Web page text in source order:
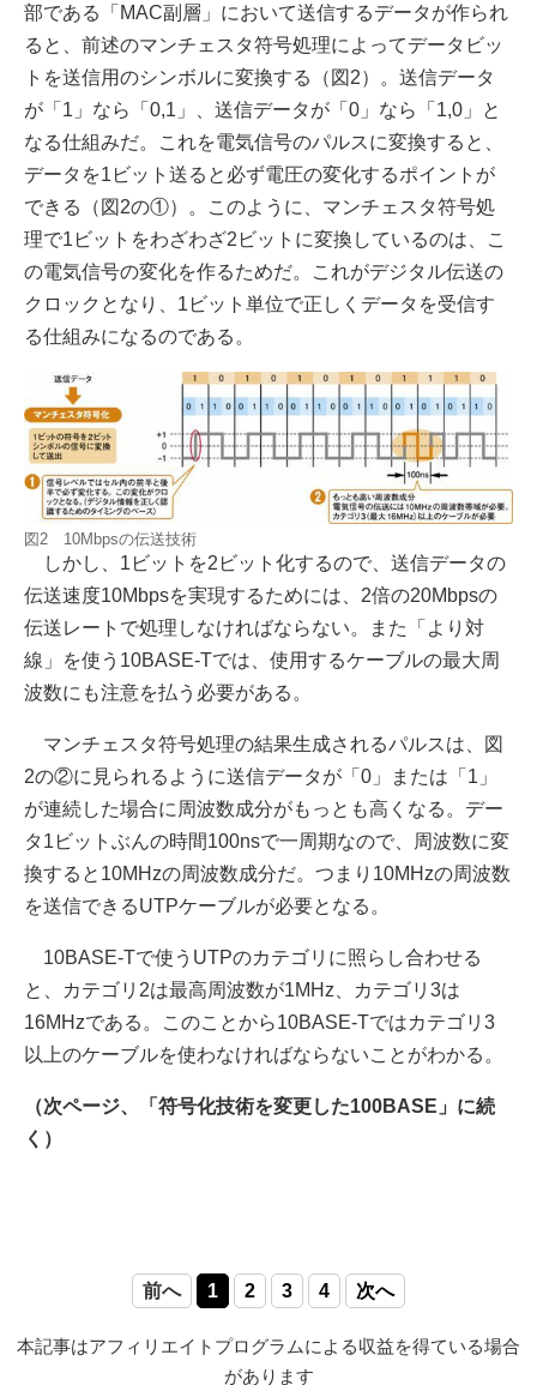
部である「MAC副層」において送信するデータが作られ
ると、前述のマンチェスタ符号処理によってデータビッ
トを送信用のシンボルに変換する（図2）。送信データ
が「1」なら「0,1」、送信データが「0」なら「1,0」と
なる仕組みだ。これを電気信号のパルスに変換すると、
データを1ビット送ると必ず電圧の変化するポイントが
できる（図2の①）。このように、マンチェスタ符号処
理で1ビットをわざわざ2ビットに変換しているのは、こ
の電気信号の変化を作るためだ。これがデジタル伝送の
クロックとなり、1ビット単位で正しくデータを受信す
る仕組みになるのである。
図2 10Mbpsの伝送技術
しかし、1ビットを2ビット化するので、送信データの
伝送速度10Mbpsを実現するためには、2倍の20Mbpsの
伝送レートで処理しなければならない。また「より対
線」を使う10BASE-Tでは、使用するケーブルの最大周
波数にも注意を払う必要がある。
マンチェスタ符号処理の結果生成されるパルスは、図
2の②に見られるように送信データが「0」または「1」
が連続した場合に周波数成分がもっとも高くなる。デー
タ1ビットぶんの時間100nsで一周期なので、周波数に変
換すると10MHzの周波数成分だ。つまり10MHzの周波数
を送信できるUTPケーブルが必要となる。
10BASE-Tで使うUTPのカテゴリに照らし合わせる
と、カテゴリ2は最高周波数が1MHz、カテゴリ3は
16MHzである。このことから10BASE-Tではカテゴリ3
以上のケーブルを使わなければならないことがわかる。
（次ページ、「符号化技術を変更した100BASE」に続
く）
前へ 1 2 3 4 次へ
本記事はアフィリエイトプログラムによる収益を得ている場合
があります